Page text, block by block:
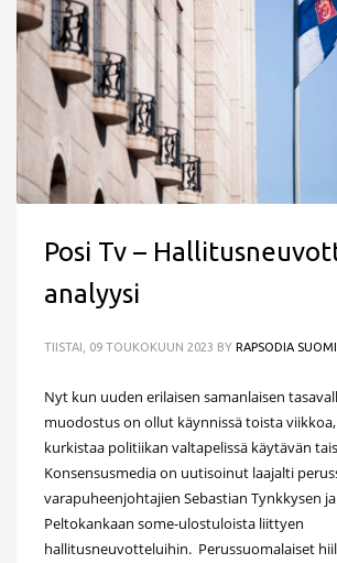
Posi Tv –
analyysi
TIISTAI, 09 TOUKOKUUN 2023 BY RAPSODIA SUOMI
Nyt kun uuden erilaisen samanlaisen
muodostus on ollut käynnissä toista
kurkistaa politiikan valtapelissä käytävän
Konsensusmedia on uutisoinut laajalti
varapuheenjohtajien Sebastian Tynkkysen
Peltokankaan some-ulostuloista liittyen
hallitusneuvotteluihin. Perussuomalaiset